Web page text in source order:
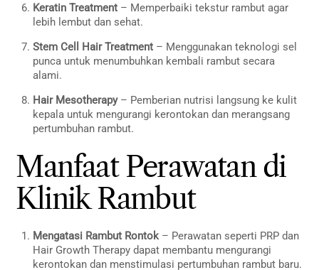
Keratin Treatment – Memperbaiki tekstur rambut agar
lebih lembut dan sehat.
Stem Cell Hair Treatment – Menggunakan teknologi sel
punca untuk menumbuhkan kembali rambut secara
alami.
Hair Mesotherapy– Pemberian nutrisi langsung ke kulit
kepala untuk mengurangi kerontokan dan merangsang
pertumbuhan rambut.
Manfaat Perawatan di
Klinik Rambut
Mengatasi Rambut Rontok– Perawatan seperti PRP dan
Hair Growth Therapy dapat membantu mengurangi
kerontokan dan menstimulasi pertumbuhan rambut baru.